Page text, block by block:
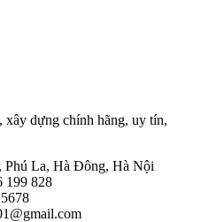
xây dựng chính hãng, uy tín,
Phú La, Hà Đông, Hà Nội
199 828